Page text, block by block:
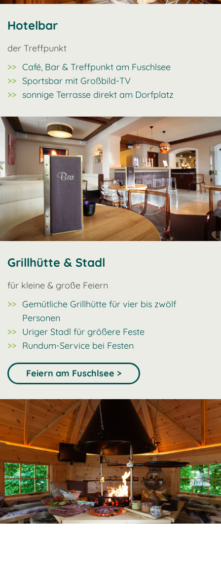
Hotelbar
der Treffpunkt
Café, Bar & Treffpunkt am Fuschlsee
Sportsbar mit Großbild-TV
sonnige Terrasse direkt am Dorfplatz
Grillhütte & Stadl
für kleine & große Feiern
Gemütliche Grillhütte für vier bis zwölf
Personen
Uriger Stadl für größere Feste
Rundum-Service bei Festen
Feiern am Fuschlsee >